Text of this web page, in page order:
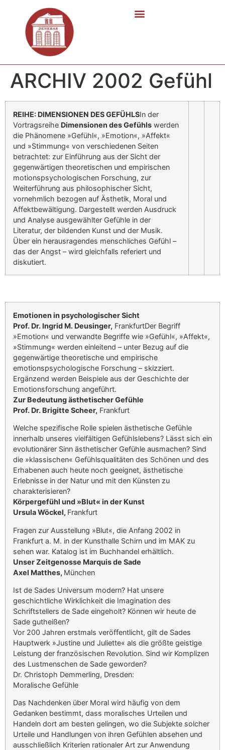
ARCHIV 2002 Gefühl
REIHE: DIMENSIONEN DES GEFÜHLSIn der
Vortragsreihe Dimensionen des Gefühls werden
die Phänomene »Gefühl«, »Emotion«, »Affekt«
und »Stimmung« von verschiedenen Seiten
betrachtet: zur Einführung aus der Sicht der
gegenwärtigen theoretischen und empirischen
motionspsychologischen Forschung, zur
Weiterführung aus philosophischer Sicht,
vornehmlich bezogen auf Ästhetik, Moral und
Affektbewältigung. Dargestellt werden Ausdruck
und Analyse ausgewählter Gefühle in der
Literatur, der bildenden Kunst und der Musik.
Über ein herausragendes menschliches Gefühl –
das der Angst – wird gleichfalls referiert und
diskutiert.
Emotionen in psychologischer Sicht
Prof. Dr. Ingrid M. Deusinger, FrankfurtDer Begriff
»Emotion« und verwandte Begriffe wie »Gefühl«, »Affekt«,
»Stimmung« werden einleitend – unter Bezug auf die
gegenwärtige theoretische und empirische
emotionspsychologische Forschung – skizziert.
Ergänzend werden Beispiele aus der Geschichte der
Emotionsforschung angeführt.
Zur Bedeutung ästhetischer Gefühle
Prof. Dr. Brigitte Scheer, Frankfurt
Welche spezifische Rolle spielen ästhetische Gefühle
innerhalb unseres vielfältigen Gefühlslebens? Lässt sich ein
evolutionärer Sinn ästhetischer Gefühle ausmachen? Sind
die »klassischen« Gefühlsqualitäten des Schönen und des
Erhabenen auch heute noch geeignet, ästhetische
Erlebnisse in der Natur und mit den Künsten zu
charakterisieren?
Körpergefühl und »Blut« in der Kunst
Ursula Wöckel, Frankfurt
Fragen zur Ausstellung »Blut«, die Anfang 2002 in
Frankfurt a. M. in der Kunsthalle Schirn und im MAK zu
sehen war. Katalog ist im Buchhandel erhältlich.
Unser Zeitgenosse Marquis de Sade
Axel Matthes, München
Ist de Sades Universum modern? Hat unsere
geschichtliche Wirklichkeit die Imagination des
Schriftstellers de Sade eingeholt? Können wir heute de
Sade gutheißen?
Vor 200 Jahren erstmals veröffentlicht, gilt de Sades
Hauptwerk »Justine und Juliette« als die größte geistige
Leistung der französischen Revolution. Sind wir Komplizen
des Lustmenschen de Sade geworden?
Dr. Christoph Demmerling, Dresden:
Moralische Gefühle
Das Nachdenken über Moral wird häufig von dem
Gedanken bestimmt, dass moralisches Urteilen und
Handeln dort am besten gelingen, wo die Subjekte solcher
Urteile und Handlungen von ihren Gefühlen absehen und
ausschließlich Kriterien rationaler Art zur Anwendung